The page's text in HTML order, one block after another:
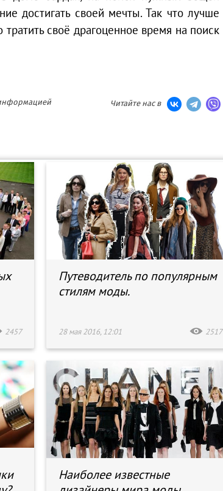
достигать своей мечты. Так что лучше
своё драгоценное время на поиск
Читайте нас в
2457
Путеводитель по популярным
стилям моды.
28 мая 2016, 12:01 2517
Наиболее известные